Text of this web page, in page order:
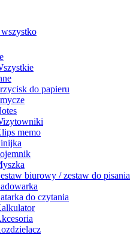
do papieru
memo
biurowy / zestaw do pisania
do czytania